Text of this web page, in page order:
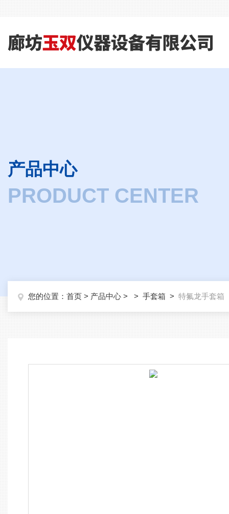
产品中心
PRODUCT CENTER
您的位置： 首页 > 产品中心 > > 手套箱 > 特氟龙手套箱